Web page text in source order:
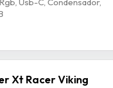
Xt Racer Viking